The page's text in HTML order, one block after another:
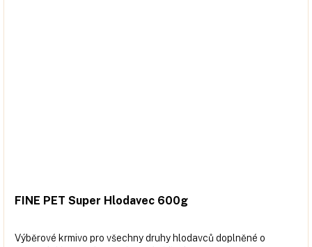
FINE PET Super Hlodavec 600g
Výběrové krmivo pro všechny druhy hlodavců doplněné o